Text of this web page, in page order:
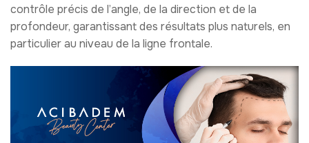
contrôle précis de l’angle, de la direction et de la
profondeur, garantissant des résultats plus naturels, en
particulier au niveau de la ligne frontale.